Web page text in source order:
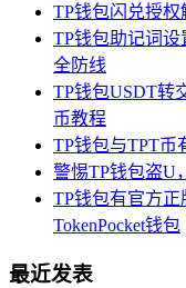
TP钱包闪兑授
TP钱包助记词
全防线
TP钱包USDT转
币教程
TP钱包与TPT币
警惕TP钱包盗U
TP钱包有官方
TokenPocket钱包
最近发表